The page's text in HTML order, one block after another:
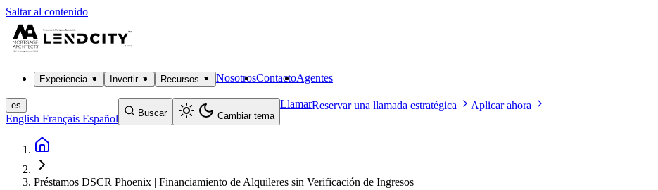
Saltar al contenido
Experiencia Invertir Recursos NosotrosContactoAgentes
es
English Français Español Buscar Cambiar tema
LlamarReservar una llamada estratégica Aplicar ahora
Préstamos DSCR Phoenix | Financiamiento de Alquileres sin Verificación de Ingresos